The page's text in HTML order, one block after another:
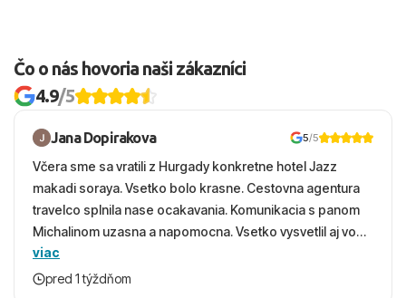
Čo o nás hovoria naši zákazníci
4.9/5
Jana Dopirakova 5/5
Včera sme sa vratili z Hurgady konkretne hotel Jazz
makadi soraya. Vsetko bolo krasne. Cestovna agentura
travelco splnila nase ocakavania. Komunikacia s panom
Michalinom uzasna a napomocna. Vsetko vysvetlil aj vo
vecernych hodinach zaco sa ospravedlnujem. Hotel
krasny, cisty. Sluzby top. Strava, prostredie, more,
viac
pred 1 týždňom